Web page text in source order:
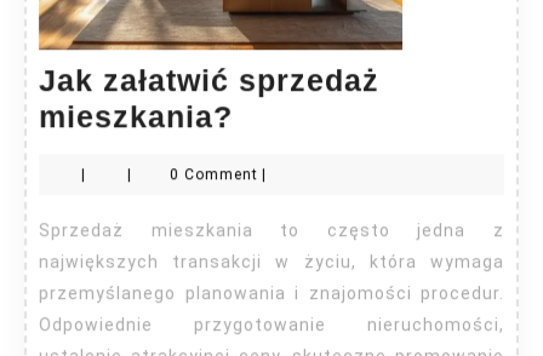
Jak załatwić sprzedaż
mieszkania?
sprzedaż
mieszkania?
| | 0 Comment |
Sprzedaż mieszkania to często jedna z
największych transakcji w życiu, która wymaga
przemyślanego planowania i znajomości procedur.
Odpowiednie przygotowanie nieruchomości,